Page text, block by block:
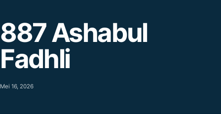
887 Ashabul
Fadhli
Mei 16, 2026